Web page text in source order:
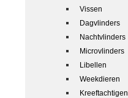
Vissen
Dagvlinders
Nachtvlinders
Microvlinders
Libellen
Weekdieren
Kreeftachtigen